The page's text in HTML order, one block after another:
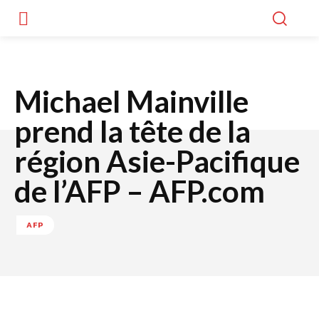
Michael Mainville
prend la tête de la
région Asie-Pacifique
de l’AFP – AFP.com
AFP